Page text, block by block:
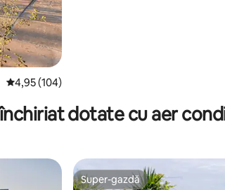
Scor mediu de 4,95 din 5, 104 recenzii
4,95 (104)
dotate cu aer
oaspețilorSuper-gazdă
Super-gazdă